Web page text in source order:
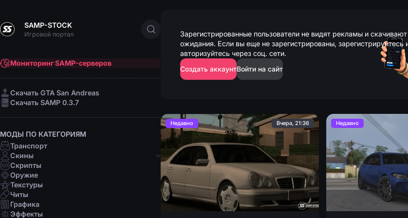
SAMP-STOCK
Игровой портал
Мониторинг SAMP-серверов
Cкачать GTA San Andreas
Cкачать SAMP 0.3.7
МОДЫ ПО КАТЕГОРИЯМ
Транспорт
Скины
Банды
Афро-американцы
Латино
Мафии
Организации
Скрипты
Оружие
Текстуры
Читы
Графика
Эффекты
Зарегистрированные пользователи не видят рекламы и
ожидания. Если вы еще не зарегистрированы, зарегистрируйтесь
авторизуйтесь через соц. сети.
Создать аккаунтВойти на сайт
Недавно Вчера, 21:36 Недавно